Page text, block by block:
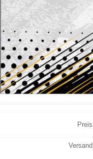
Preis
Versand